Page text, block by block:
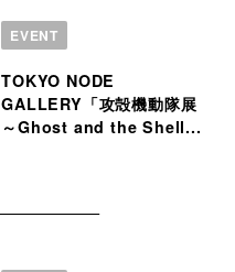
EVENT
TOKYO NODE
GALLERY「攻殻機動隊展
～Ghost and the Shell...